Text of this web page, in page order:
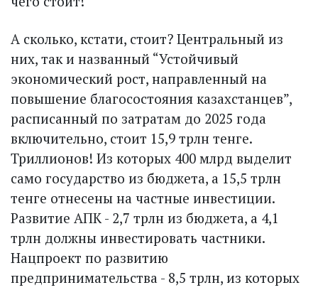
А сколько, кстати, стоит? Центральный из
них, так и названный “Устойчивый
экономический рост, направленный на
повышение благосостояния казахстанцев”,
расписанный по затратам до 2025 года
включительно, стоит 15,9 трлн тенге.
Триллионов! Из которых 400 млрд выделит
само государство из бюджета, а 15,5 трлн
тенге отнесены на частные инвестиции.
Развитие АПК - 2,7 трлн из бюджета, а 4,1
трлн должны инвестировать частники.
Нацпроект по развитию
предпринимательства - 8,5 трлн, из которых